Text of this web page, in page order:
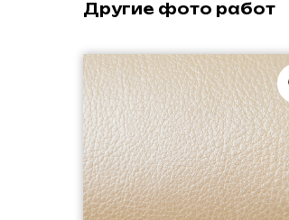
Другие фото работ